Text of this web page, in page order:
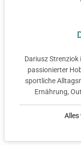
Dariusz
passionierter
sportliche
Ernährung,
Alles